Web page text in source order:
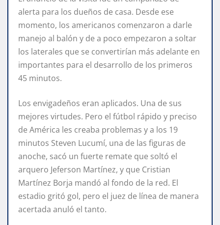
alerta para los dueños de casa. Desde ese
momento, los americanos comenzaron a darle
manejo al balón y de a poco empezaron a soltar
los laterales que se convertirían más adelante en
importantes para el desarrollo de los primeros
45 minutos.
Los envigadeños eran aplicados. Una de sus
mejores virtudes. Pero el fútbol rápido y preciso
de América les creaba problemas y a los 19
minutos Steven Lucumí, una de las figuras de
anoche, sacó un fuerte remate que soltó el
arquero Jeferson Martínez, y que Cristian
Martínez Borja mandó al fondo de la red. El
estadio gritó gol, pero el juez de línea de manera
acertada anuló el tanto.